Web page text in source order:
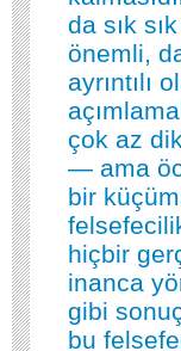
da sık
önemli,
ayrıntılı
çok az
— ama
bir
hiçbir
inanca
gibi
bu